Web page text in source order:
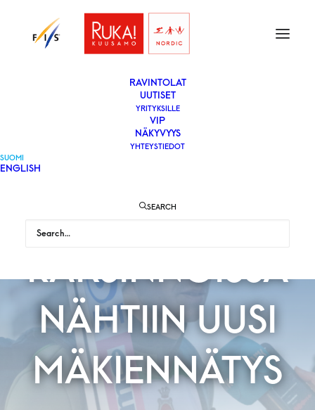
VAPAAEHTOISEKSI
YLEISÖLLE
­RAVINTOLAT
UUTISET
YRITYKSILLE
VIP
NÄKYVYYS
YHTEYSTIEDOT
SUOMI
ENGLISH
SEARCH
MÄKIHYPYN
KARSINNOISSA
NÄHTIIN UUSI
MÄKIENNÄTYS